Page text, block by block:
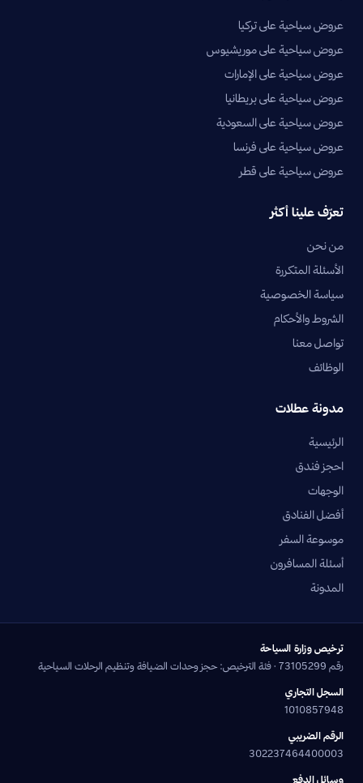
عروض سياحية على تركيا
عروض سياحية على موريشيوس
عروض سياحية على الإمارات
عروض سياحية على بريطانيا
عروض سياحية على السعودية
عروض سياحية على فرنسا
عروض سياحية على قطر
تعرّف علينا أكثر
من نحن
الأسئلة المتكررة
سياسة الخصوصية
الشروط والأحكام
تواصل معنا
الوظائف
مدونة عطلات
الرئيسية
احجز فندق
الوجهات
أفضل الفنادق
موسوعة السفر
أسئلة المسافرون
المدونة
ترخيص وزارة السياحة
رقم 73105299 · فئة الترخيص: حجز وحدات الضيافة وتنظيم الرحلات السياحية
السجل التجاري
1010857948
الرقم الضريبي
302237464400003
وسائل الدفع